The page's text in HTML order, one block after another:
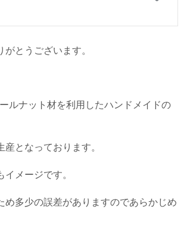
とうございます。
ルナット材を利用したハンドメイドの
となっております。
メージです。
め多少の誤差がありますのであらかじめ